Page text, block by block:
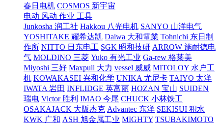
春日电机 COSMOS 新宇宙
电动 风动 作业 工具
Junkosha 润工社 Hakkou 八光电机 SANYO 山洋电气
YOSHITAKE 耀希达凯 Daiwa 大和電業 Tohnichi 东日制
作所 NITTO 日东电工 SGK 昭和技研 ARROW 施耐德电
气 MOLDINO 三菱 Yuko 有光工业 Ga-rew 格莱美
Miyoshi 三好 Maxpull 大力 vessel 威威 MITOLOY 水户工
机 KOWAKASEI 兴和化学 UNIKA 尤尼卡 TAIYO 太洋
IWATA 岩田 INFLIDGE 英富丽 HOZAN 宝山 SUIDEN
瑞电 Victor 胜利 IMAO 今尾 CHUCK 小林铁工
OSAKAJACK 大阪杰克 Advantec 东洋 SEKISUI 积水
KWK 广和 ASH 旭金属工业 MIGHTY TSUBAKIMOTO